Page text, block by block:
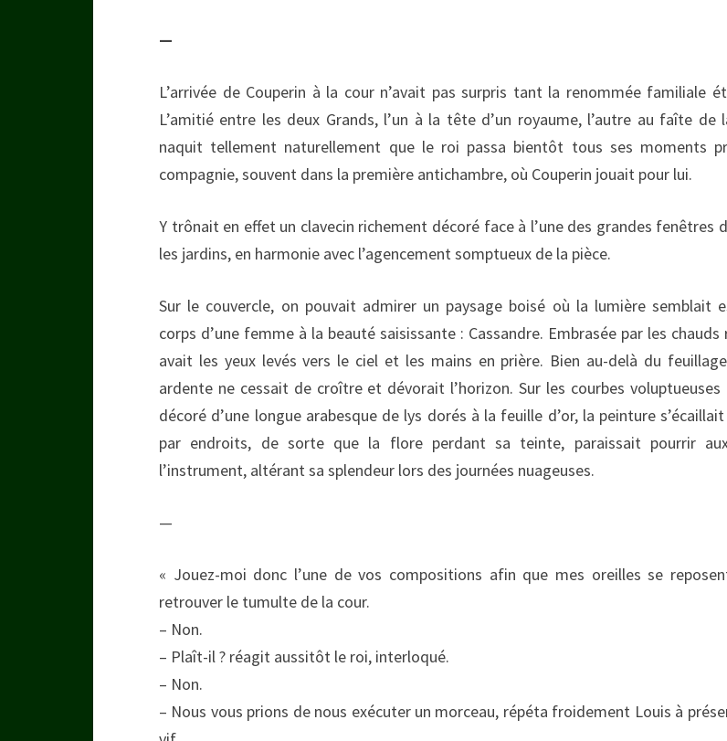
—
L’arrivée de Couperin à la cour n’avait pas surpris tant la renommée familiale
L’amitié entre les deux Grands, l’un à la tête d’un royaume, l’autre au faîte de
naquit tellement naturellement que le roi passa bientôt tous ses moments
compagnie, souvent dans la première antichambre, où Couperin jouait pour lui.
Y trônait en effet un clavecin richement décoré face à l’une des grandes fenêtres
les jardins, en harmonie avec l’agencement somptueux de la pièce.
Sur le couvercle, on pouvait admirer un paysage boisé où la lumière semblait
corps d’une femme à la beauté saisissante : Cassandre. Embrasée par les chauds
avait les yeux levés vers le ciel et les mains en prière. Bien au-delà du
ardente ne cessait de croître et dévorait l’horizon. Sur les courbes voluptueuses
décoré d’une longue arabesque de lys dorés à la feuille d’or, la peinture
par endroits, de sorte que la flore perdant sa teinte, paraissait pourrir
l’instrument, altérant sa splendeur lors des journées nuageuses.
—
« Jouez-moi donc l’une de vos compositions afin que mes oreilles se
retrouver le tumulte de la cour.
– Non.
– Plaît-il ? réagit aussitôt le roi, interloqué.
– Non.
– Nous vous prions de nous exécuter un morceau, répéta froidement Louis à